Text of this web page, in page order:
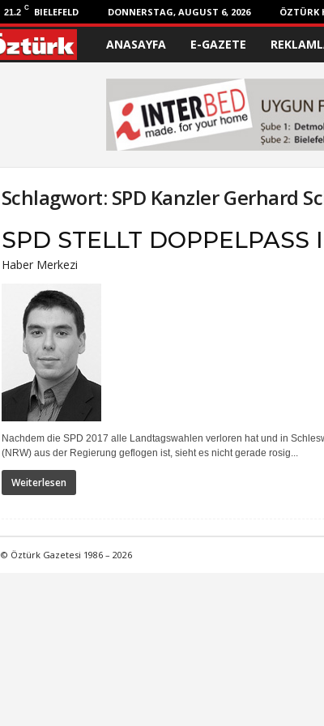
21.2 C BIELEFELD DONNERSTAG, AUGUST 6, 2026 ÖZTÜRK
ANASAYFA E-GAZETE
Schlagwort: SPD Kanzler Gerhard
SPD STELLT DOPPELPASS
Haber Merkezi
Nachdem die SPD 2017 alle Landtagswahlen verloren hat und in
(NRW) aus der Regierung geflogen ist, sieht es nicht gerade rosig...
Weiterlesen
© Öztürk Gazetesi 1986 – 2026